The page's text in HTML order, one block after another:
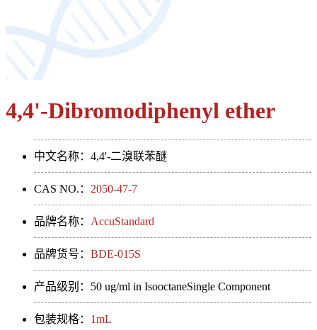
4,4'-Dibromodiphenyl ether
中文名称：4,4'-二溴联苯醚
CAS NO.： 2050-47-7
品牌名称： AccuStandard
品牌货号： BDE-015S
产品级别：50 ug/ml in IsooctaneSingle Component
包装规格： 1mL